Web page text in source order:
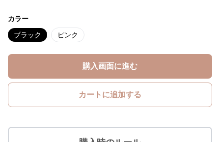
カラー
ブラック ピンク
購入画面に進む
カートに追加する